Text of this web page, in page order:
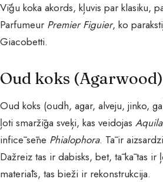
Vīģu koka akords, kļuvis par klasiku,
Parfumeur Premier Figuier, ko
Giacobetti.
Oud koks (Agarwood)
Oud koks (oudh, agar, alveju, jinko,
ļoti smaržīga sveķi, kas veidojas
inficē sēne Phialophora. Tā ir
Dažreiz tas ir dabisks, bet, tā kā tas ir
materiāls, tas bieži ir rekonstrukcija.